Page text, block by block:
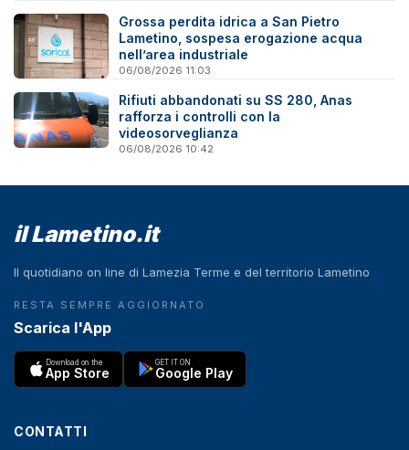
Grossa perdita idrica a San Pietro
Lametino, sospesa erogazione acqua
nell’area industriale
06/08/2026 11:03
Rifiuti abbandonati su SS 280, Anas
rafforza i controlli con la
videosorveglianza
06/08/2026 10:42
il Lametino.it
Il quotidiano on line di Lamezia Terme e del territorio Lametino
RESTA SEMPRE AGGIORNATO
Scarica l'App
Download on the
App Store
GET IT ON
Google Play
CONTATTI